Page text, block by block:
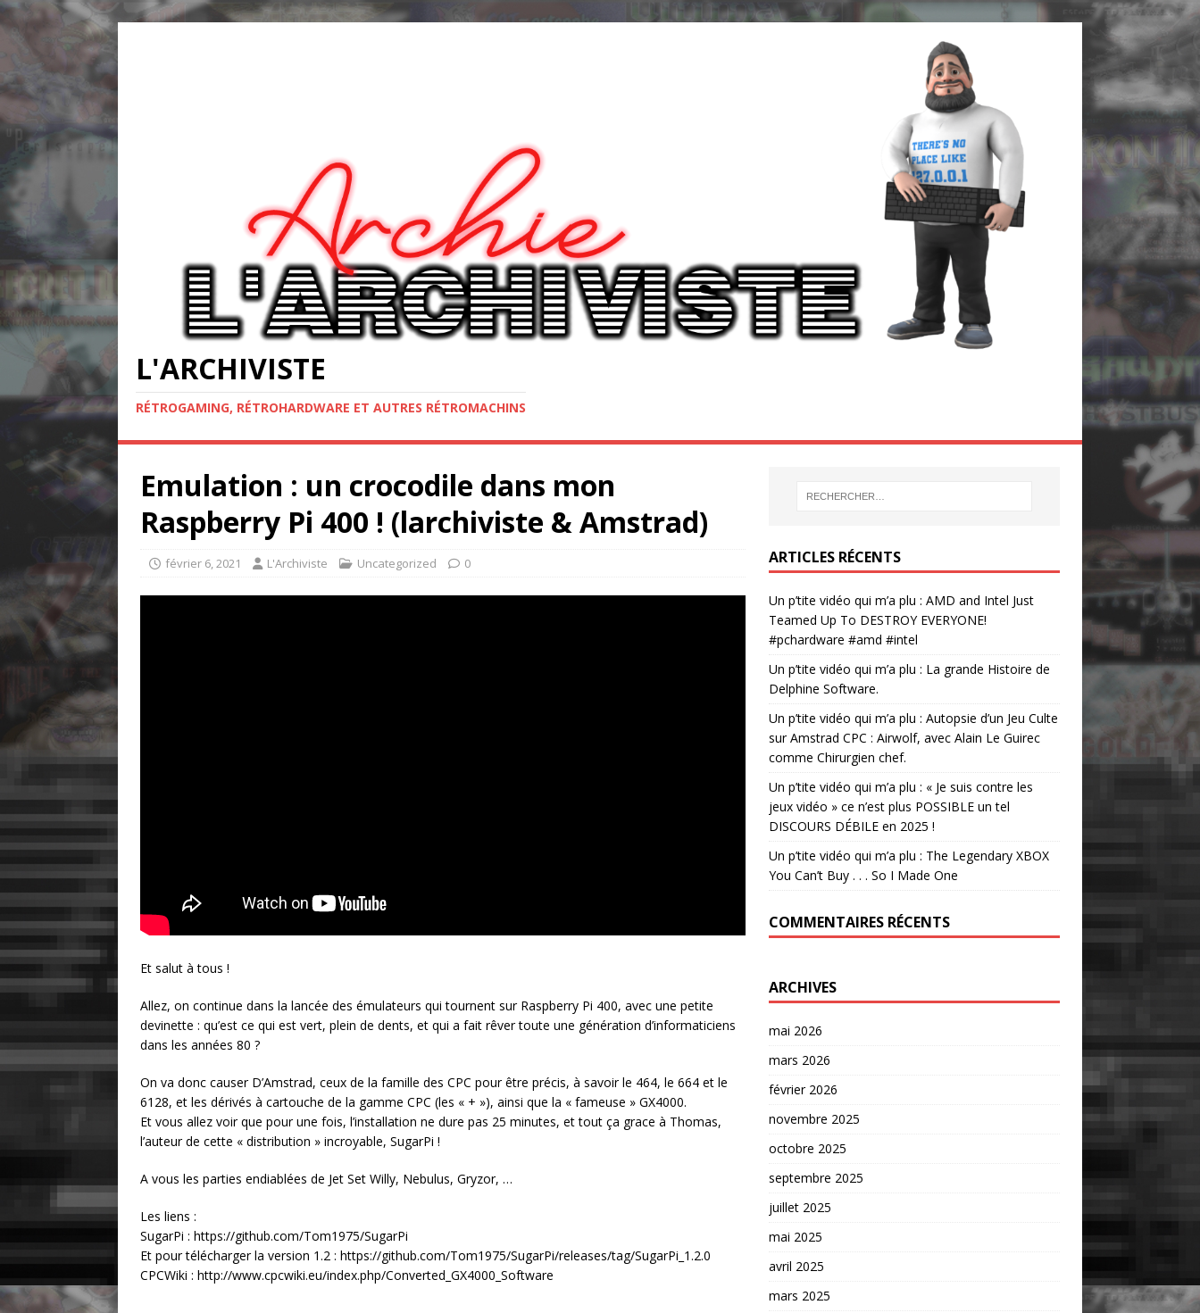
L'ARCHIVISTE
RÉTROGAMING, RÉTROHARDWARE ET AUTRES RÉTROMACHINS
Emulation : un crocodile dans mon
Raspberry Pi 400 ! (larchiviste & Amstrad)
février 6, 2021 L'Archiviste Uncategorized 0
Et salut à tous !
Allez, on continue dans la lancée des émulateurs qui tournent sur Raspberry Pi 400, avec une petite
devinette : qu’est ce qui est vert, plein de dents, et qui a fait rêver toute une génération d’informaticiens
dans les années 80 ?
On va donc causer D’Amstrad, ceux de la famille des CPC pour être précis, à savoir le 464, le 664 et le
6128, et les dérivés à cartouche de la gamme CPC (les « + »), ainsi que la « fameuse » GX4000.
Et vous allez voir que pour une fois, l’installation ne dure pas 25 minutes, et tout ça grace à Thomas,
l’auteur de cette « distribution » incroyable, SugarPi !
A vous les parties endiablées de Jet Set Willy, Nebulus, Gryzor, …
Les liens :
SugarPi : https://github.com/Tom1975/SugarPi
Et pour télécharger la version 1.2 : https://github.com/Tom1975/SugarPi/releases/tag/SugarPi_1.2.0
CPCWiki : http://www.cpcwiki.eu/index.php/Converted_GX4000_Software
ARTICLES RÉCENTS
Un p’tite vidéo qui m’a plu : AMD and Intel Just
Teamed Up To DESTROY EVERYONE!
#pchardware #amd #intel
Un p’tite vidéo qui m’a plu : La grande Histoire de
Delphine Software.
Un p’tite vidéo qui m’a plu : Autopsie d’un Jeu Culte
sur Amstrad CPC : Airwolf, avec Alain Le Guirec
comme Chirurgien chef.
Un p’tite vidéo qui m’a plu : « Je suis contre les
jeux vidéo » ce n’est plus POSSIBLE un tel
DISCOURS DÉBILE en 2025 !
Un p’tite vidéo qui m’a plu : The Legendary XBOX
You Can’t Buy . . . So I Made One
COMMENTAIRES RÉCENTS
ARCHIVES
mai 2026
mars 2026
février 2026
novembre 2025
octobre 2025
septembre 2025
juillet 2025
mai 2025
avril 2025
mars 2025